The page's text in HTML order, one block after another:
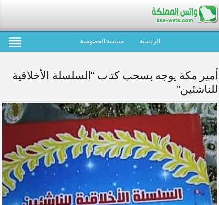
الرئيسية سياسة الخصوصية
أمير مكة يوجه بسحب كتاب “السلسلة الأخلاقية
للناشئين”